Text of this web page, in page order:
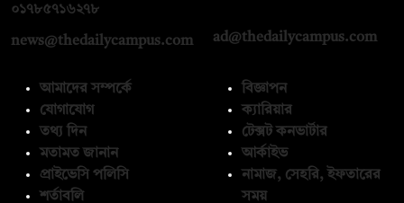
০১৭৮৫৭১৬২৭৮
news@thedailycampus.com ad@thedailycampus.com
আমাদের সম্পর্কে
যোগাযোগ
তথ্য দিন
মতামত জানান
প্রাইভেসি পলিসি
শর্তাবলি
বিজ্ঞাপন
ক্যারিয়ার
টেক্সট কনভার্টার
আর্কাইভ
নামাজ, সেহরি, ইফতারের
সময়